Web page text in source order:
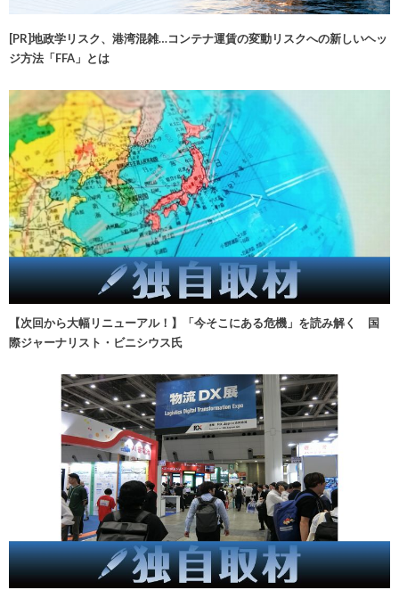
[PR]地政学リスク、港湾混雑…コンテナ運賃の変動リスクへの新しいヘッ
ジ方法「FFA」とは
【次回から大幅リニューアル！】「今そこにある危機」を読み解く 国
際ジャーナリスト・ビニシウス氏